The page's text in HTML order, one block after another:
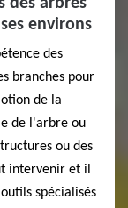
des arbres
environs
des
branches pour
de la
de l'arbre ou
ou des
intervenir et il
spécialisés